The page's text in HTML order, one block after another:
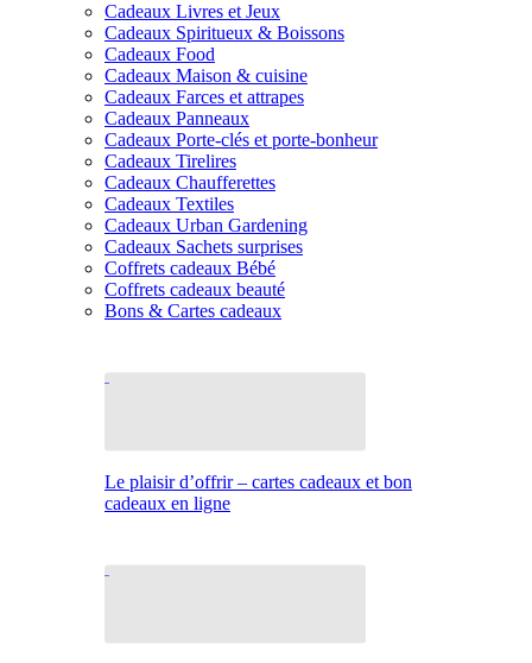
Cadeaux Livres et Jeux
Cadeaux Spiritueux & Boissons
Cadeaux Food
Cadeaux Maison & cuisine
Cadeaux Farces et attrapes
Cadeaux Panneaux
Cadeaux Porte-clés et porte-bonheur
Cadeaux Tirelires
Cadeaux Chaufferettes
Cadeaux Textiles
Cadeaux Urban Gardening
Cadeaux Sachets surprises
Coffrets cadeaux Bébé
Coffrets cadeaux beauté
Bons & Cartes cadeaux
Le plaisir d’offrir – cartes cadeaux et bon
cadeaux en ligne